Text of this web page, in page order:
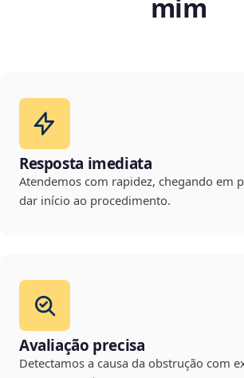
mim
Resposta imediata
Atendemos com rapidez, chegando em
dar início ao procedimento.
Avaliação precisa
Detectamos a causa da obstrução com